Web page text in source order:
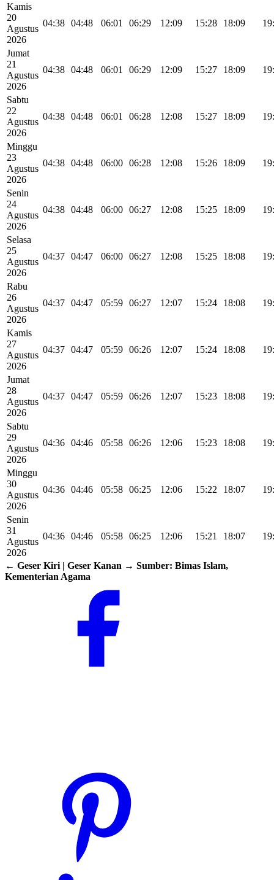
Kamis
20
Agustus
2026
04:38 04:48 06:01 06:29 12:09 15:28 18:09
Jumat
21
Agustus
2026
04:38 04:48 06:01 06:29 12:09 15:27 18:09
Sabtu
22
Agustus
2026
04:38 04:48 06:01 06:28 12:08 15:27 18:09
Minggu
23
Agustus
2026
04:38 04:48 06:00 06:28 12:08 15:26 18:09
Senin
24
Agustus
2026
04:38 04:48 06:00 06:27 12:08 15:25 18:09
Selasa
25
Agustus
2026
04:37 04:47 06:00 06:27 12:08 15:25 18:08
Rabu
26
Agustus
2026
04:37 04:47 05:59 06:27 12:07 15:24 18:08
Kamis
27
Agustus
2026
04:37 04:47 05:59 06:26 12:07 15:24 18:08
Jumat
28
Agustus
2026
04:37 04:47 05:59 06:26 12:07 15:23 18:08
Sabtu
29
Agustus
2026
04:36 04:46 05:58 06:26 12:06 15:23 18:08
Minggu
30
Agustus
2026
04:36 04:46 05:58 06:25 12:06 15:22 18:07
Senin
31
Agustus
2026
04:36 04:46 05:58 06:25 12:06 15:21 18:07
← Geser Kiri | Geser Kanan → Sumber: Bimas Islam,
Kementerian Agama